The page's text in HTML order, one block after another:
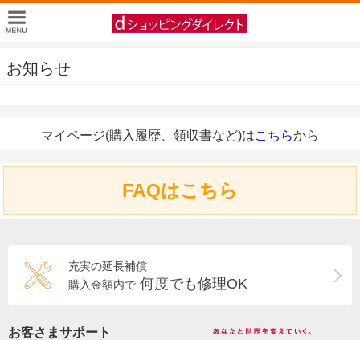
お知らせ
マイページ(購入履歴、領収書など)はこちらから
FAQはこちら
充実の延長補償
購入金額内で 何度でも修理OK
お客さまサポート